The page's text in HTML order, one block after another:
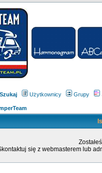
Szukaj Użytkownicy Grupy
się z webmasterem lub